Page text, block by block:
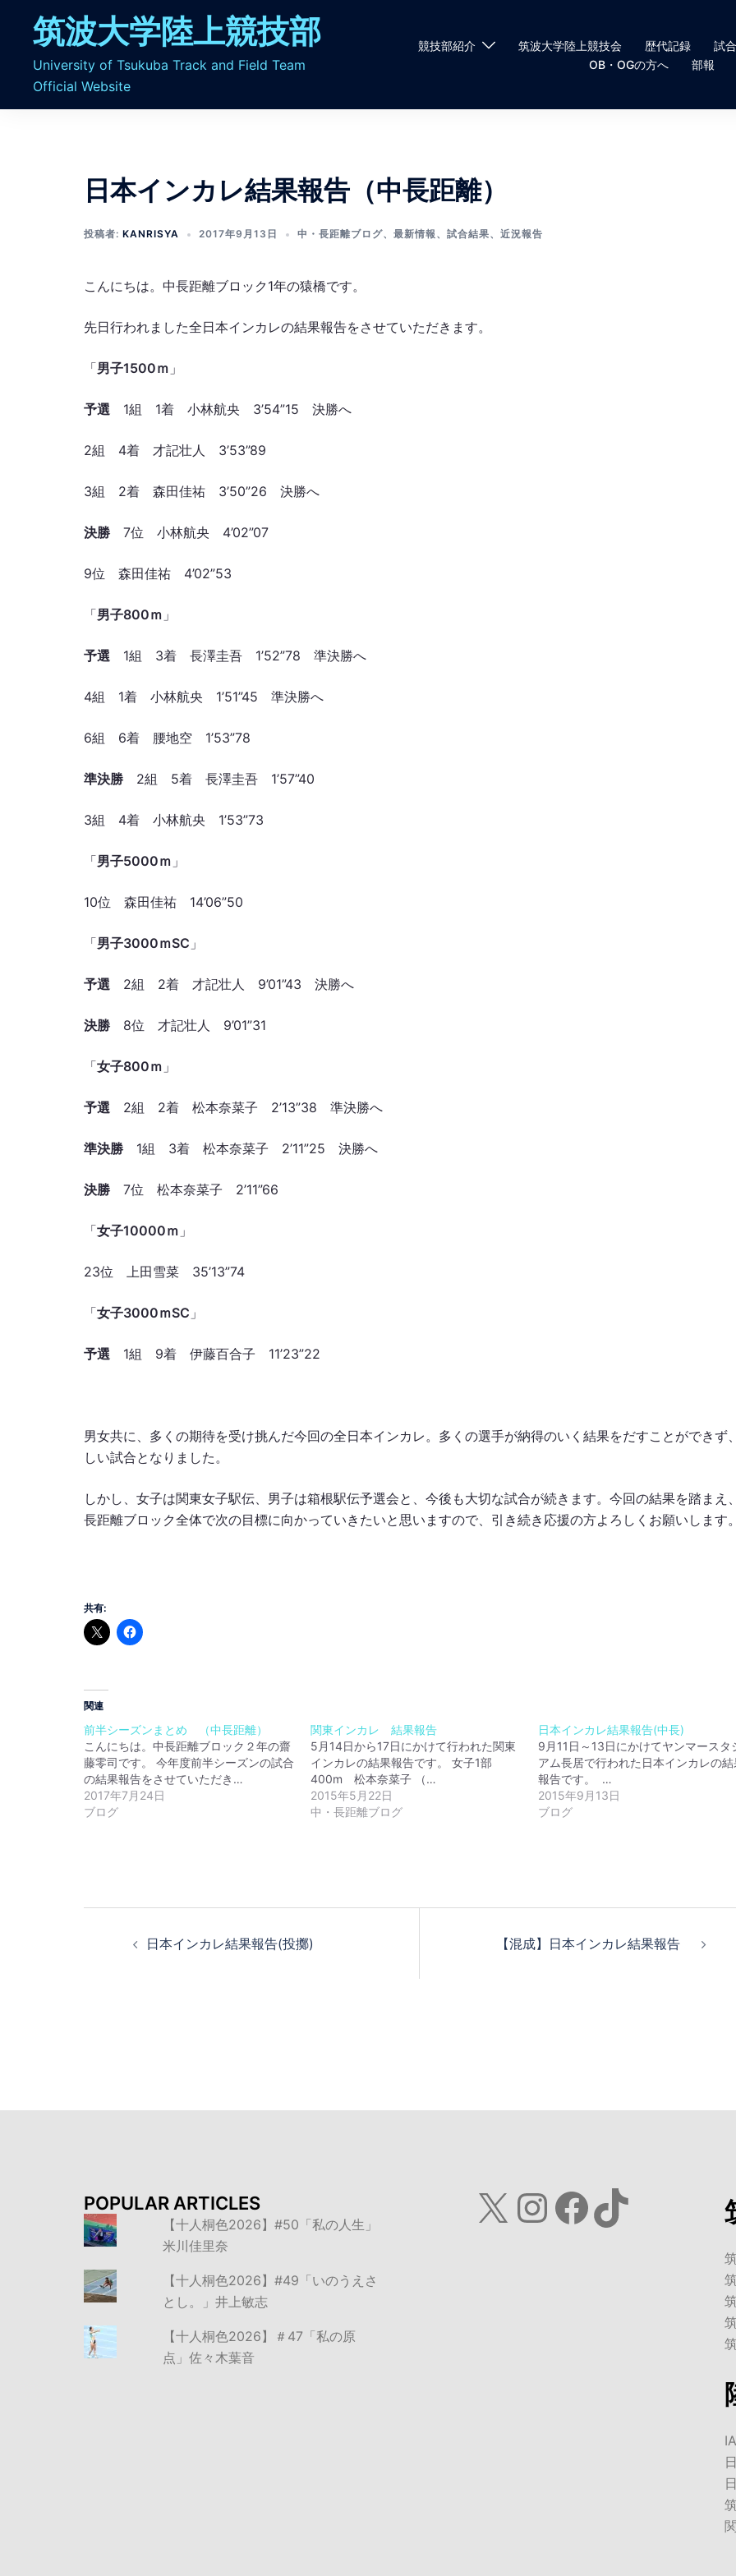
筑波大学陸上競技部
University of Tsukuba Track and Field Team
Official Website
競技部紹介 筑波大学陸上競技会 歴代記録
試
OB・OGの方へ
部報
日本インカレ結果報告（中長距離）
投稿者: KANRISYA 2017年9月13日 中・長距離ブログ、 最新情報 、 試合結果、 近況報告
こんにちは。中長距離ブロック1年の猿橋です。
先日行われました全日本インカレの結果報告をさせていただきます。
「男子1500ｍ 」
予選 1組 1着 小林航央 3’54”15 決勝へ
2組 4着 才記壮人 3’53”89
3組 2着 森田佳祐 3’50”26 決勝へ
決勝 7位 小林航央 4’02”07
9位 森田佳祐 4’02”53
「男子800ｍ 」
予選 1組 3着 長澤圭吾 1’52”78 準決勝へ
4組 1着 小林航央 1’51”45 準決勝へ
6組 6着 腰地空 1’53”78
準決勝 2組 5着 長澤圭吾 1’57”40
3組 4着 小林航央 1’53”73
「男子5000ｍ 」
10位 森田佳祐 14’06”50
「男子3000ｍSC 」
予選 2組 2着 才記壮人 9’01”43 決勝へ
決勝 8位 才記壮人 9’01”31
「女子800ｍ 」
予選 2組 2着 松本奈菜子 2’13”38 準決勝へ
準決勝 1組 3着 松本奈菜子 2’11”25 決勝へ
決勝 7位 松本奈菜子 2’11”66
「女子10000ｍ 」
23位 上田雪菜 35’13”74
「女子3000ｍSC 」
予選 1組 9着 伊藤百合子 11’23”22
男女共に、多くの期待を受け挑んだ今回の全日本インカレ。多くの選手が納得のいく結果をだすことができず
しい試合となりました。
しかし、女子は関東女子駅伝、男子は箱根駅伝予選会と、今後も大切な試合が続きます。今回の結果を踏まえ
長距離ブロック全体で次の目標に向かっていきたいと思いますので、引き続き応援の方よろしくお願いします
共有:
関連
前半シーズンまとめ （中長距離）
こんにちは。中長距離ブロック２年の齋
藤零司です。 今年度前半シーズンの試合
の結果報告をさせていただき…
2017年7月24日
ブログ
関東インカレ 結果報告
5月14日から17日にかけて行われた関東
インカレの結果報告です。 女子1部
400m 松本奈菜子 （…
2015年5月22日
中・長距離ブログ
日本インカレ結果報告(中長)
9月11日～13日にかけてヤンマースタ
アム長居で行われた日本インカレの結
報告です。 …
2015年9月13日
ブログ
日本インカレ結果報告(投擲) 【混成】日本インカレ結果報告
POPULAR ARTICLES
【十人桐色2026】#50「私の人生」
米川佳里奈
【十人桐色2026】#49「いのうえさ
とし。」井上敏志
【十人桐色2026】＃47「私の原
点」佐々木葉音
X Instagram
Facebook
TikTok